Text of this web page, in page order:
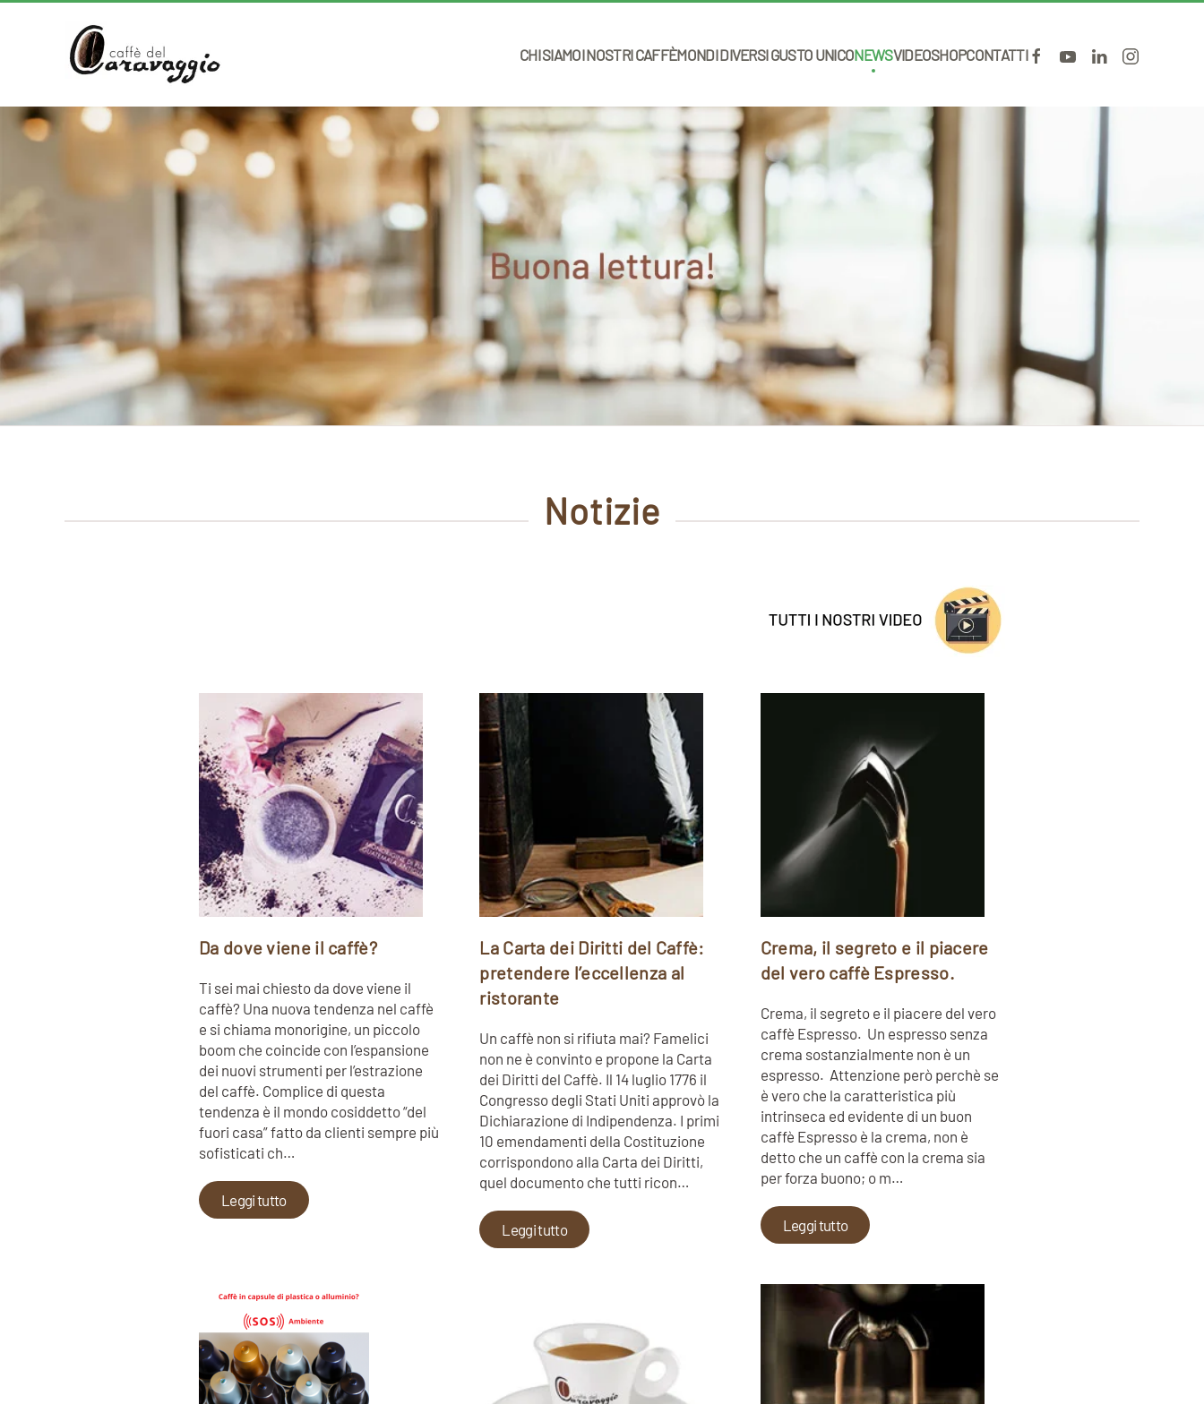
Skip to main content CHI SIAMOI NOSTRI CAFFÈMONDI DIVERSI GUSTO UNICONEWSVIDEOSHOPCONTATTI
Notizie
Da dove viene il caffè?
Ti sei mai chiesto da dove viene il
caffè? Una nuova tendenza nel caffè
e si chiama monorigine, un piccolo
boom che coincide con l’espansione
dei nuovi strumenti per l’estrazione
del caffè. Complice di questa
tendenza è il mondo cosiddetto “del
fuori casa” fatto da clienti sempre più
sofisticati ch…
Leggi tutto
La Carta dei Diritti del Caffè:
pretendere l’eccellenza al
ristorante
Un caffè non si rifiuta mai? Famelici
non ne è convinto e propone la Carta
dei Diritti del Caffè. Il 14 luglio 1776 il
Congresso degli Stati Uniti approvò la
Dichiarazione di Indipendenza. I primi
10 emendamenti della Costituzione
corrispondono alla Carta dei Diritti,
quel documento che tutti ricon…
Leggi tutto
Crema, il segreto e il piacere
del vero caffè Espresso.
Crema, il segreto e il piacere del vero
caffè Espresso. Un espresso senza
crema sostanzialmente non è un
espresso. Attenzione però perchè se
è vero che la caratteristica più
intrinseca ed evidente di un buon
caffè Espresso è la crema, non è
detto che un caffè con la crema sia
per forza buono; o m…
Leggi tutto